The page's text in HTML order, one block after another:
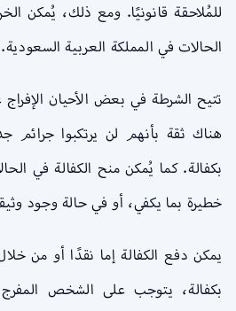
للمُلاحقة قانونيًا. ومع ذلك، يُمكن
الحالات في المملكة العربية السعودية.
تتيح الشرطة في بعض الأحيان الإفراج
هناك ثقة بأنهم لن يرتكبوا جرائم
بكفالة. كما يُمكن منح الكفالة في
خطيرة بما يكفي، أو في حالة وجود
يمكن دفع الكفالة إما نقدًا أو من
بكفالة، يتوجب على الشخص